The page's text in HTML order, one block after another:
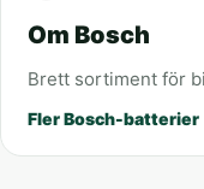
Om Bosch
Brett sortiment för
Fler Bosch-batterier